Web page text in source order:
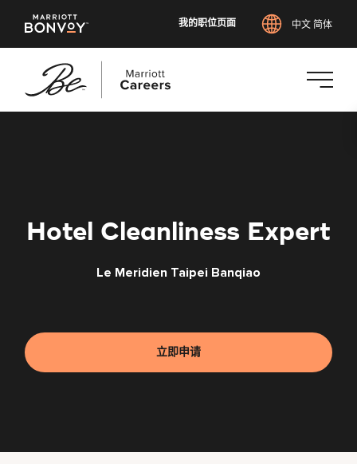
我的职位页面 中文 简体
Hotel Cleanliness Expert
Le Meridien Taipei Banqiao
立即申请